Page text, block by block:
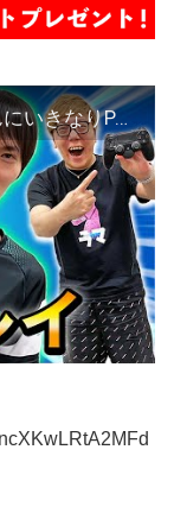
【フォートナイト】ネフライトさんにいきなりPADでプレイさせてみたwww【ヒカキンゲームズ】